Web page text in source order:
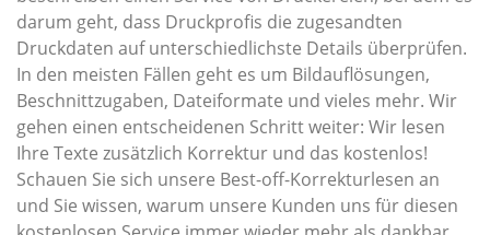
darum geht, dass Druckprofis die zugesandten
Druckdaten auf unterschiedlichste Details überprüfen.
In den meisten Fällen geht es um Bildauflösungen,
Beschnittzugaben, Dateiformate und vieles mehr. Wir
gehen einen entscheidenen Schritt weiter: Wir lesen
Ihre Texte zusätzlich Korrektur und das kostenlos!
Schauen Sie sich unsere Best-off-Korrekturlesen an
und Sie wissen, warum unsere Kunden uns für diesen